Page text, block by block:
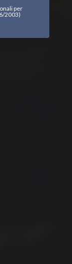
per
2003)